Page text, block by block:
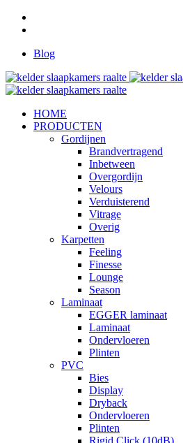
Blog
HOME
PRODUCTEN
Gordijnen
Brandvertragend
Inbetween
Overgordijn
Velours
Verduisterend
Vitrage
Overig
Karpetten
Feeling
Finesse
Lounge
Season
Laminaat
EGGER laminaat
Laminaat
Ondervloeren
Plinten
PVC
Bies
Display
Dryback
Ondervloeren
Plinten
Rigid Click (10dB)